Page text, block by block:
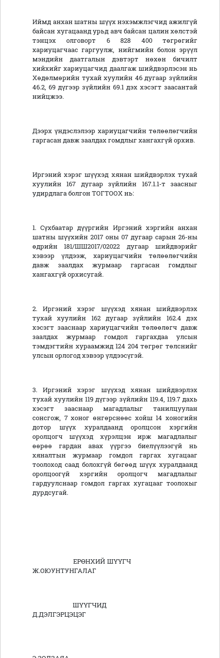
Иймд анхан шатны шүүх нэхэмжлэгчид ажилгүй
байсан хугацаанд урьд авч байсан цалин хөлстэй
тэнцэх олговорт 6 828 400 төгрөгийг
хариуцагчаас гаргуулж, нийгмийн болон эрүүл
мэндийн даатгалын дэвтэрт нөхөн бичилт
хийхийг хариуцагчид даалгаж шийдвэрлэсэн нь
Хөдөлмөрийн тухай хуулийн 46 дугаар зүйлийн
46.2, 69 дүгээр зүйлийн 69.1 дэх хэсэгт заасантай
нийцжээ.
Дээрх үндэслэлээр хариуцагчийн төлөөлөгчийн
гаргасан давж заалдах гомдлыг хангахгүй орхив.
Иргэний хэрэг шүүхэд хянан шийдвэрлэх тухай
хуулийн 167 дугаар зүйлийн 167.1.1-т заасныг
удирдлага болгон ТОГТООХ нь:
1. Сүхбаатар дүүргийн Иргэний хэргийн анхан
шатны шүүхийн 2017 оны 07 дугаар сарын 26-ны
өдрийн 181/ШШ2017/02022 дугаар шийдвэрийг
хэвээр үлдээж, хариуцагчийн төлөөлөгчийн
давж заалдах журмаар гаргасан гомдлыг
хангахгүй орхисугай.
2. Иргэний хэрэг шүүхэд хянан шийдвэрлэх
тухай хуулийн 162 дугаар зүйлийн 162.4 дэх
хэсэгт зааснаар хариуцагчийн төлөөлөгч давж
заалдах журмаар гомдол гаргахдаа улсын
тэмдэгтийн хураамжид 124 204 төгрөг төлснийг
улсын орлогод хэвээр үлдээсүгэй.
3. Иргэний хэрэг шүүхэд хянан шийдвэрлэх
тухай хуулийн 119 дүгээр зүйлийн 119.4, 119.7 дахь
хэсэгт зааснаар магадлалыг танилцуулан
сонсгож, 7 хоног өнгөрснөөс хойш 14 хоногийн
дотор шүүх хуралдаанд оролцсон хэргийн
оролцогч шүүхэд хүрэлцэн ирж магадлалыг
өөрөө гардан авах үүргээ биелүүлээгүй нь
хяналтын журмаар гомдол гаргах хугацааг
тоолоход саад болохгүй бөгөөд шүүх хуралдаанд
оролцоогүй хэргийн оролцогч магадлалыг
гардуулснаар гомдол гаргах хугацааг тоолохыг
дурдсугай.
ЕРӨНХИЙ ШҮҮГЧ
Ж.ОЮУНТУНГАЛАГ
ШҮҮГЧИД
Д.ДЭЛГЭРЦЭЦЭГ